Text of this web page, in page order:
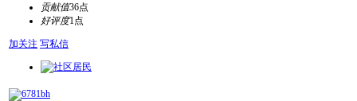
贡献值36点
好评度1点
加关注 写私信